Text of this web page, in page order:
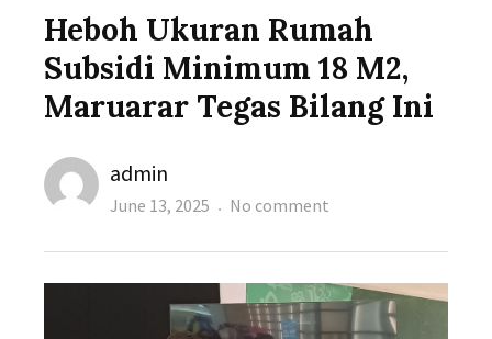
Heboh Ukuran Rumah
Subsidi Minimum 18 M2,
Maruarar Tegas Bilang Ini
Author
admin
Posted
June 13, 2025 No comment
Rumah
Subsidi